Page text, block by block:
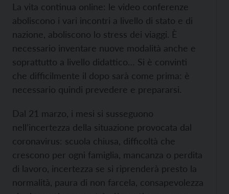
La vita continua online: le video conferenze
aboliscono i vari incontri a livello di stato e di
nazione, aboliscono lo stress dei viaggi. È
necessario inventare nuove modalità anche e
soprattutto a livello didattico… Si è convinti
che difficilmente il dopo sarà come prima: è
necessario quindi prevedere e prepararsi.
Dal 21 marzo, i mesi si susseguono
nell’incertezza della situazione provocata dal
coronavirus: scuola chiusa, difficoltà che
crescono per ogni famiglia, mancanza o perdita
di lavoro, incertezza se si riprenderà presto la
normalità, paura di non farcela, consapevolezza